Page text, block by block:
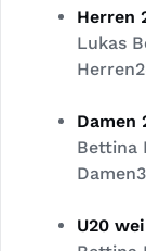
Herren
Lukas
Damen
Bettina
U20